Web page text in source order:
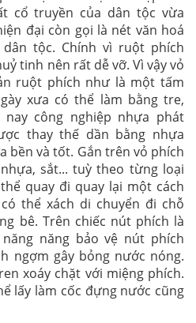
cổ truyền của dân tộc vừa
đại còn gọi là nét văn hoá
tộc. Chính vì ruột phích
tinh nên rất dễ vỡ. Vì vậy vỏ
ruột phích như là một tấm
xưa có thể làm bằng tre,
nay công nghiệp nhựa phát
thay thế dần bằng nhựa
bền và tốt. Gắn trên vỏ phích
sắt... tuỳ theo từng loại
quay đi quay lại một cách
thể xách di chuyển đi chỗ
bê. Trên chiếc nút phích là
năng bảo vệ nút phích
ngợm gây bỏng nước nóng.
xoáy chặt với miệng phích.
lấy làm cốc đựng nước cũng